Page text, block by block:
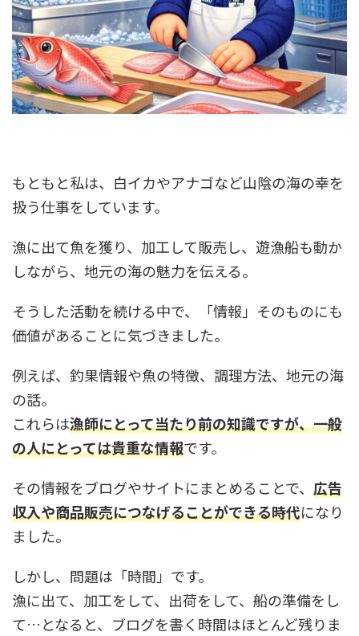
もともと私は、白イカやアナゴなど山陰の海の幸を
扱う仕事をしています。
漁に出て魚を獲り、加工して販売し、遊漁船も動か
しながら、地元の海の魅力を伝える。
そうした活動を続ける中で、「情報」そのものにも
価値があることに気づきました。
例えば、釣果情報や魚の特徴、調理方法、地元の海
の話。
これらは漁師にとって当たり前の知識ですが、一般
の人にとっては貴重な情報です。
その情報をブログやサイトにまとめることで、 広告
収入や商品販売につなげることができる時代になり
ました。
しかし、問題は「時間」です。
漁に出て、加工をして、出荷をして、船の準備をし
て…となると、ブログを書く時間はほとんど残りま